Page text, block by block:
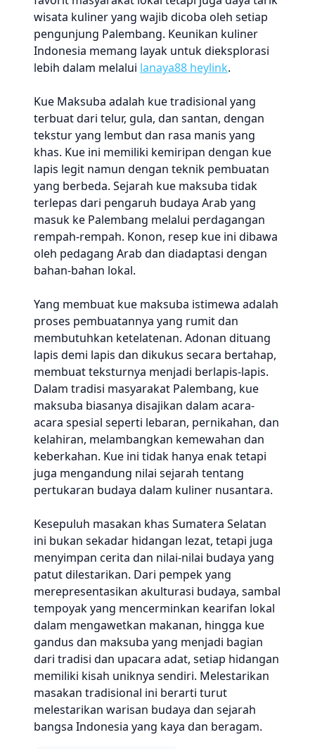
wisata kuliner yang wajib dicoba oleh setiap
pengunjung Palembang. Keunikan kuliner
Indonesia memang layak untuk dieksplorasi
lebih dalam melalui lanaya88 heylink.
Kue Maksuba adalah kue tradisional yang
terbuat dari telur, gula, dan santan, dengan
tekstur yang lembut dan rasa manis yang
khas. Kue ini memiliki kemiripan dengan kue
lapis legit namun dengan teknik pembuatan
yang berbeda. Sejarah kue maksuba tidak
terlepas dari pengaruh budaya Arab yang
masuk ke Palembang melalui perdagangan
rempah-rempah. Konon, resep kue ini dibawa
oleh pedagang Arab dan diadaptasi dengan
bahan-bahan lokal.
Yang membuat kue maksuba istimewa adalah
proses pembuatannya yang rumit dan
membutuhkan ketelatenan. Adonan dituang
lapis demi lapis dan dikukus secara bertahap,
membuat teksturnya menjadi berlapis-lapis.
Dalam tradisi masyarakat Palembang, kue
maksuba biasanya disajikan dalam acara-
acara spesial seperti lebaran, pernikahan, dan
kelahiran, melambangkan kemewahan dan
keberkahan. Kue ini tidak hanya enak tetapi
juga mengandung nilai sejarah tentang
pertukaran budaya dalam kuliner nusantara.
Kesepuluh masakan khas Sumatera Selatan
ini bukan sekadar hidangan lezat, tetapi juga
menyimpan cerita dan nilai-nilai budaya yang
patut dilestarikan. Dari pempek yang
merepresentasikan akulturasi budaya, sambal
tempoyak yang mencerminkan kearifan lokal
dalam mengawetkan makanan, hingga kue
gandus dan maksuba yang menjadi bagian
dari tradisi dan upacara adat, setiap hidangan
memiliki kisah uniknya sendiri. Melestarikan
masakan tradisional ini berarti turut
melestarikan warisan budaya dan sejarah
bangsa Indonesia yang kaya dan beragam.